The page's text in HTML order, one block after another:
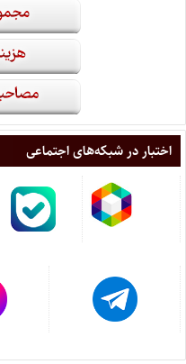
اختبار در شبکه‌های اجتماعی